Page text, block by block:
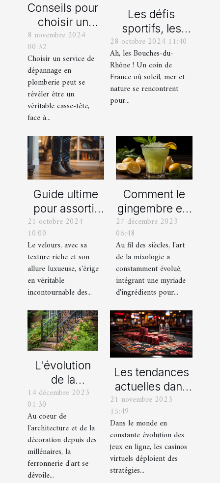
Conseils pour
choisir un
bon service
dépannage
en plomberie
8 novembre 2024
00:32
Choisir un service de
dépannage en
plomberie peut se
révéler être un
véritable casse-tête,
face à...
Les défis
sportifs, les
incontournables
de toute
organisation
d’EVG et EVJF
28 octobre 2024 11:40
Ah, les Bouches-du-
Rhône ! Un coin de
France où soleil, mer et
nature se rencontrent
pour...
Guide ultime
pour assortir
vos
chaussures
avec des
pantalons en
velours
21 octobre 2024
10:00
Le velours, avec sa
texture riche et son
allure luxueuse, s'érige
en véritable
incontournable des...
Comment le
gingembre est
devenu un
ingrédient clé
dans la
mixologie
moderne
27 décembre 2023
06:48
Au fil des siècles, l'art
de la mixologie a
constamment évolué,
intégrant une myriade
d'ingrédients pour...
L'évolution
de la
ferronnerie
d'art à travers
les siècles
14 décembre 2023
01:30
Au coeur de
l'architecture et de la
décoration depuis des
millénaires, la
ferronnerie d'art se
dévoile...
Les tendances
actuelles dans
les offres
promotionnelles
des casinos en
ligne
21 novembre 2023
15:49
Dans le monde en
constante évolution des
jeux en ligne, les casinos
virtuels déploient des
stratégies...